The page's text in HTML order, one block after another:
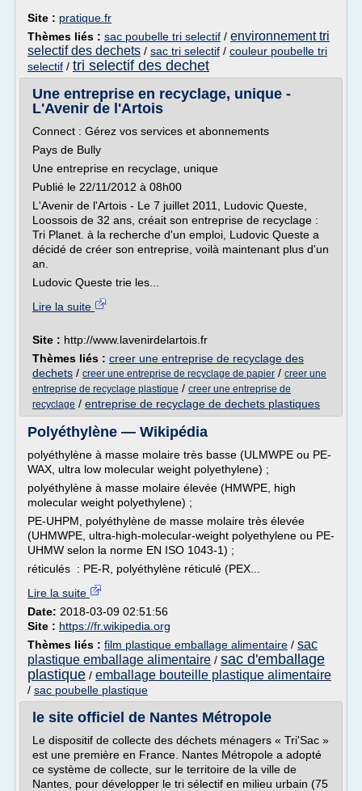
Site : pratique.fr
Thèmes liés : sac poubelle tri selectif / environnement tri
selectif des dechets / sac tri selectif / couleur poubelle tri
selectif / tri selectif des dechet
Une entreprise en recyclage, unique -
L'Avenir de l'Artois
Connect : Gérez vos services et abonnements
Pays de Bully
Une entreprise en recyclage, unique
Publié le 22/11/2012 à 08h00
L'Avenir de l'Artois - Le 7 juillet 2011, Ludovic Queste,
Loossois de 32 ans, créait son entreprise de recyclage :
Tri Planet. à la recherche d'un emploi, Ludovic Queste a
décidé de créer son entreprise, voilà maintenant plus d'un
an.
Ludovic Queste trie les...
Lire la suite
Site : http://www.lavenirdelartois.fr
Thèmes liés : creer une entreprise de recyclage des
dechets / creer une entreprise de recyclage de papier / creer une
entreprise de recyclage plastique / creer une entreprise de
recyclage / entreprise de recyclage de dechets plastiques
Polyéthylène — Wikipédia
polyéthylène à masse molaire très basse (ULMWPE ou PE-
WAX, ultra low molecular weight polyethylene) ;
polyéthylène à masse molaire élevée (HMWPE, high
molecular weight polyethylene) ;
PE-UHPM, polyéthylène de masse molaire très élevée
(UHMWPE, ultra-high-molecular-weight polyethylene ou PE-
UHMW selon la norme EN ISO 1043-1) ;
réticulés : PE-R, polyéthylène réticulé (PEX...
Lire la suite
Date: 2018-03-09 02:51:56
Site : https://fr.wikipedia.org
Thèmes liés : film plastique emballage alimentaire / sac
plastique emballage alimentaire / sac d'emballage
plastique / emballage bouteille plastique alimentaire
/ sac poubelle plastique
le site officiel de Nantes Métropole
Le dispositif de collecte des déchets ménagers « Tri'Sac »
est une première en France. Nantes Métropole a adopté
ce système de collecte, sur le territoire de la ville de
Nantes, pour développer le tri sélectif en milieu urbain (75